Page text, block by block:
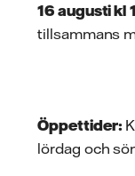
16 augusti kl
tillsammans
Öppettider:
lördag och